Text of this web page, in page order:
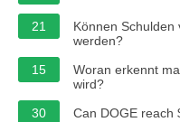
21
Können Schulden
werden?
15
Woran erkennt
wird?
30
Can DOGE reach